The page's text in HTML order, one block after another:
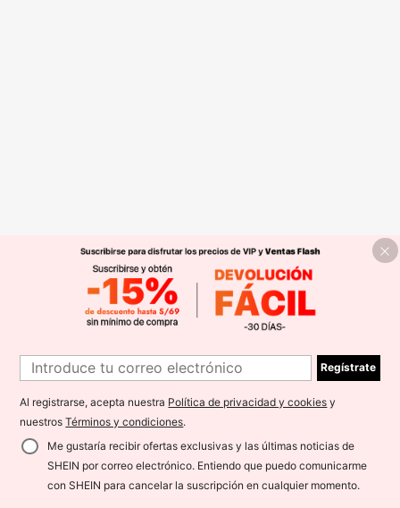
Regístrate
Al registrarse, acepta nuestra Política de privacidad y cookies y
nuestrosTérminos y condiciones.
Me gustaría recibir ofertas exclusivas y las últimas noticias de
SHEIN por correo electrónico. Entiendo que puedo comunicarme
con SHEIN para cancelar la suscripción en cualquier momento.